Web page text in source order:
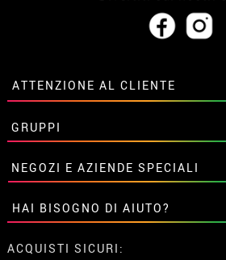
ATTENZIONE AL CLIENTE
• Su di noi
• Condizioni di vendita
• Avviso legale privacy
• Attenzione al cliente
• Utilizzo dei cookies
•Impostazioni dei cookie
GRUPPI
Sconti speciali per gruppi.
Contattaci qui
NEGOZI E AZIENDE SPECIALI
Sconti speciali per gruppi.
Contattaci qui
HAI BISOGNO DI AIUTO?
Non ho ancora fatto l'ordine
ACQUISTI SICURI: